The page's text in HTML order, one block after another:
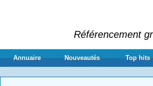
Référencement
Annuaire Nouveautés Top hits